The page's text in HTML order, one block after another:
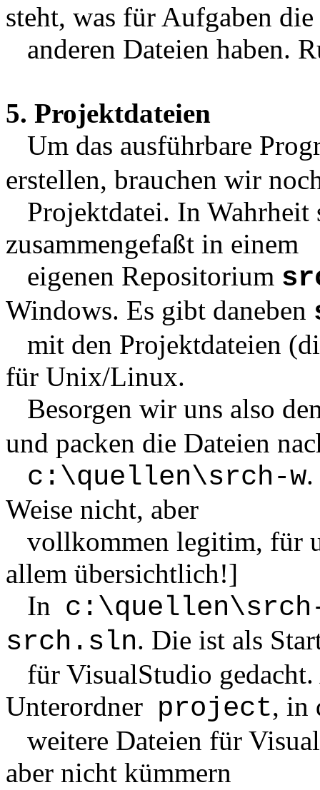
steht, was für Aufgaben die
anderen Dateien haben.
5. Projektdateien
Um das ausführbare
erstellen, brauchen wir
Projektdatei. In Wahrheit
zusammengefaßt in einem
eigenen Repositorium
Windows. Es gibt daneben
mit den Projektdateien
für Unix/Linux.
Besorgen wir uns also
und packen die Dateien
c:\quellen\srch-w
Weise nicht, aber
vollkommen legitim, für
allem übersichtlich!]
In
srch.sln. Die ist als
für VisualStudio gedacht.
Unterordner project, in
weitere Dateien für
aber nicht kümmern